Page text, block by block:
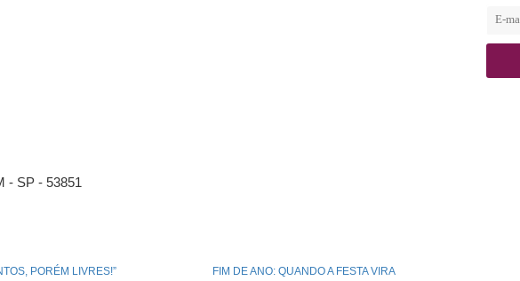
- SP - 53851
PORÉM LIVRES!”
FIM DE ANO: QUANDO A FESTA VIRA